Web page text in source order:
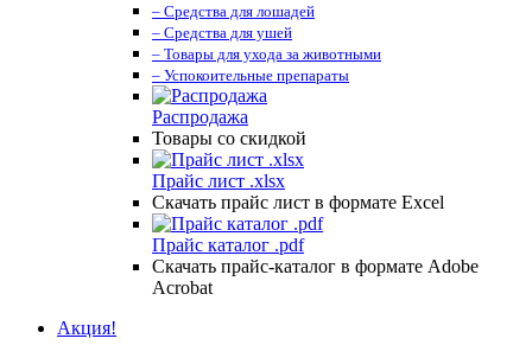
– Средства для лошадей
– Средства для ушей
– Товары для ухода за животными
– Успокоительные препараты
Распродажа
Товары со скидкой
Прайс лист .xlsx
Скачать прайс лист в формате Excel
Прайс каталог .pdf
Скачать прайс-каталог в формате Adobe
Acrobat
Акция!